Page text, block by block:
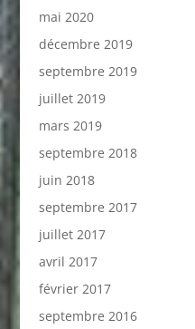
mai 2020
décembre 2019
septembre 2019
juillet 2019
mars 2019
septembre 2018
juin 2018
septembre 2017
juillet 2017
avril 2017
février 2017
septembre 2016